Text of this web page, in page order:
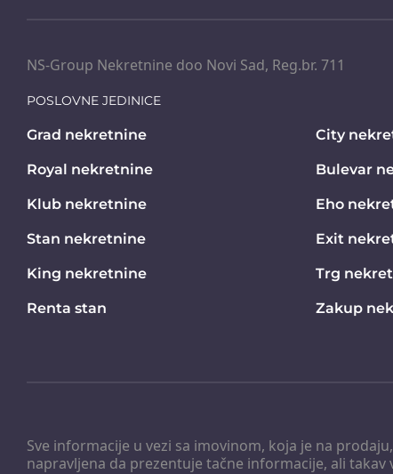
Sve informacije u vezi sa imovinom, koja je na
napravljena da prezentuje tačne informacije, ali
NS-Group Nekretnine doo Novi Sad, Reg.br. 711
POSLOVNE JEDINICE
Grad nekretnine City
Royal nekretnine Bulevar
Klub nekretnine Eho
Stan nekretnine Exit
King nekretnine Trg
Renta stan Zakup